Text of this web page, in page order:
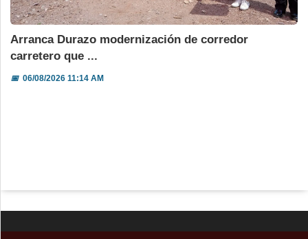
Arranca Durazo modernización de corredor
carretero que ...
📅06/08/2026 11:14 AM